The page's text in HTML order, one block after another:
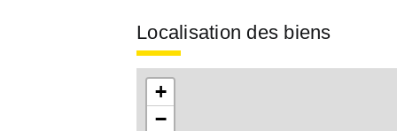
Localisation des biens
+
−